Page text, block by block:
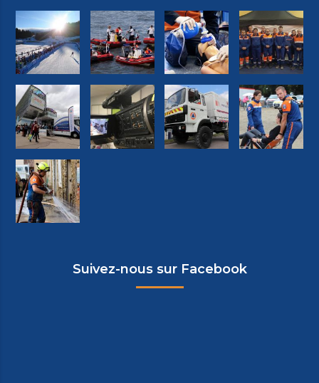
Suivez-nous sur Facebook